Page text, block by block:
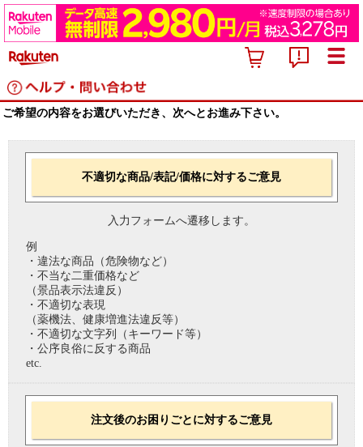
ご希望の内容をお選びいただき、次へとお進み下さい。
不適切な商品/表記/価格に対するご意見
入力フォームへ遷移します。
例
・違法な商品（危険物など）
・不当な二重価格など
（景品表示法違反）
・不適切な表現
（薬機法、健康増進法違反等）
・不適切な文字列（キーワード等）
・公序良俗に反する商品
etc.
注文後のお困りごとに対するご意見